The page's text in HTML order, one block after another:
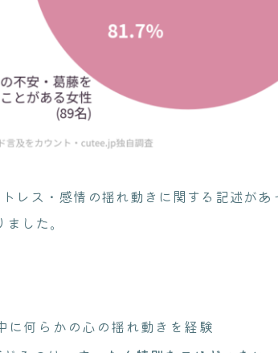
レス・感情の揺れ動きに関する記述があ
した。
に何らかの心の揺れ動きを経験